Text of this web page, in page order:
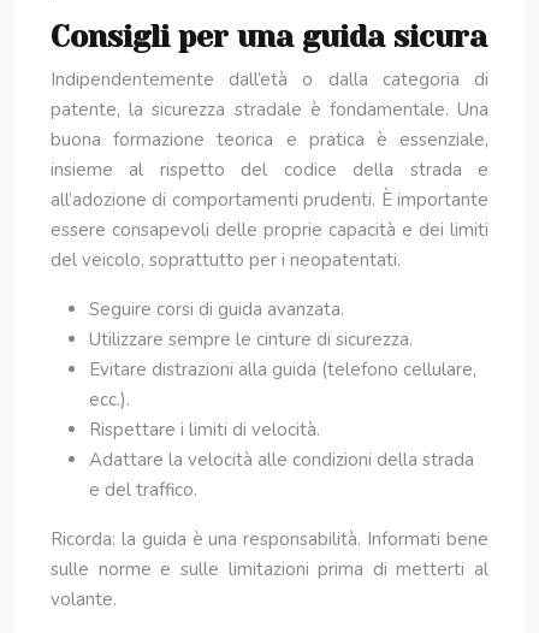
Consigli per una guida sicura
Indipendentemente dall’età o dalla categoria di
patente, la sicurezza stradale è fondamentale. Una
buona formazione teorica e pratica è essenziale,
insieme al rispetto del codice della strada e
all’adozione di comportamenti prudenti. È importante
essere consapevoli delle proprie capacità e dei limiti
del veicolo, soprattutto per i neopatentati.
Seguire corsi di guida avanzata.
Utilizzare sempre le cinture di sicurezza.
Evitare distrazioni alla guida (telefono cellulare,
ecc.).
Rispettare i limiti di velocità.
Adattare la velocità alle condizioni della strada
e del traffico.
Ricorda: la guida è una responsabilità. Informati bene
sulle norme e sulle limitazioni prima di metterti al
volante.